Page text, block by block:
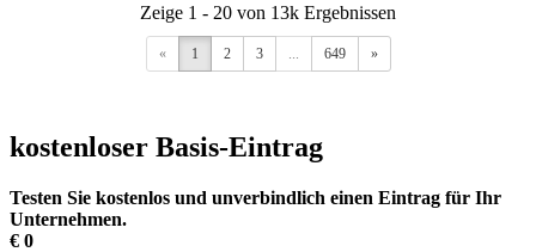
Zeige 1 - 20 von 13k Ergebnissen
« 1 2 3 ... 649 »
kostenloser Basis-Eintrag
Testen Sie kostenlos und unverbindlich einen Eintrag für Ihr
Unternehmen.
€ 0